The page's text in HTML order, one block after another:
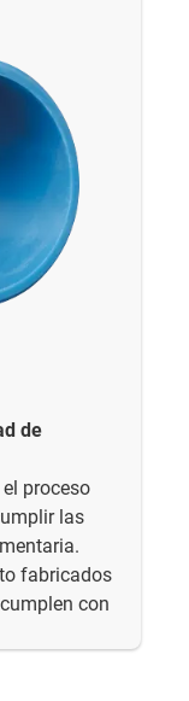
de
proceso
las
fabricados
con